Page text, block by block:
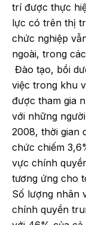
trí được thực
lực có trên thị
chức nghiệp
ngoài, trong
Đào tạo, bồi
việc trong khu
được tham gia
với những
2008, thời gian
chức chiếm
vực chính
tương ứng cho
Số lượng nhân
chính quyền